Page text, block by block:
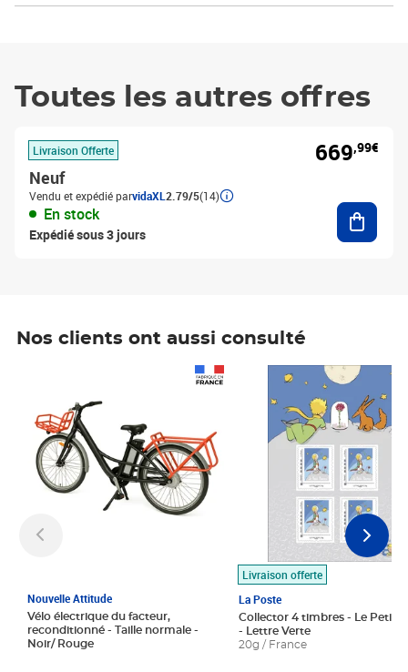
Toutes les autres offres
Livraison Offerte
Neuf
Vendu et expédié parvidaXL 2.79/5(14)
En stock
Expédié sous 3 jours
669,99€
Nos clients ont aussi consulté
Nouvelle Attitude
Vélo électrique du facteur,
reconditionné - Taille normale -
Noir/ Rouge
Livraison offerte
La Poste
Collector 4 timbres - Le Petit
- Lettre Verte
20g / France
Prix 7,50€